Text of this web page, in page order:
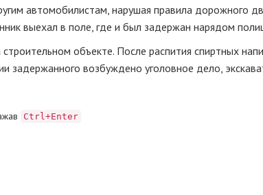
автомобилистам, нарушая правила дорожного
выехал в поле, где и был задержан нарядом
объекте. После распития спиртных
задержанного возбуждено уголовное дело,
Ctrl+Enter